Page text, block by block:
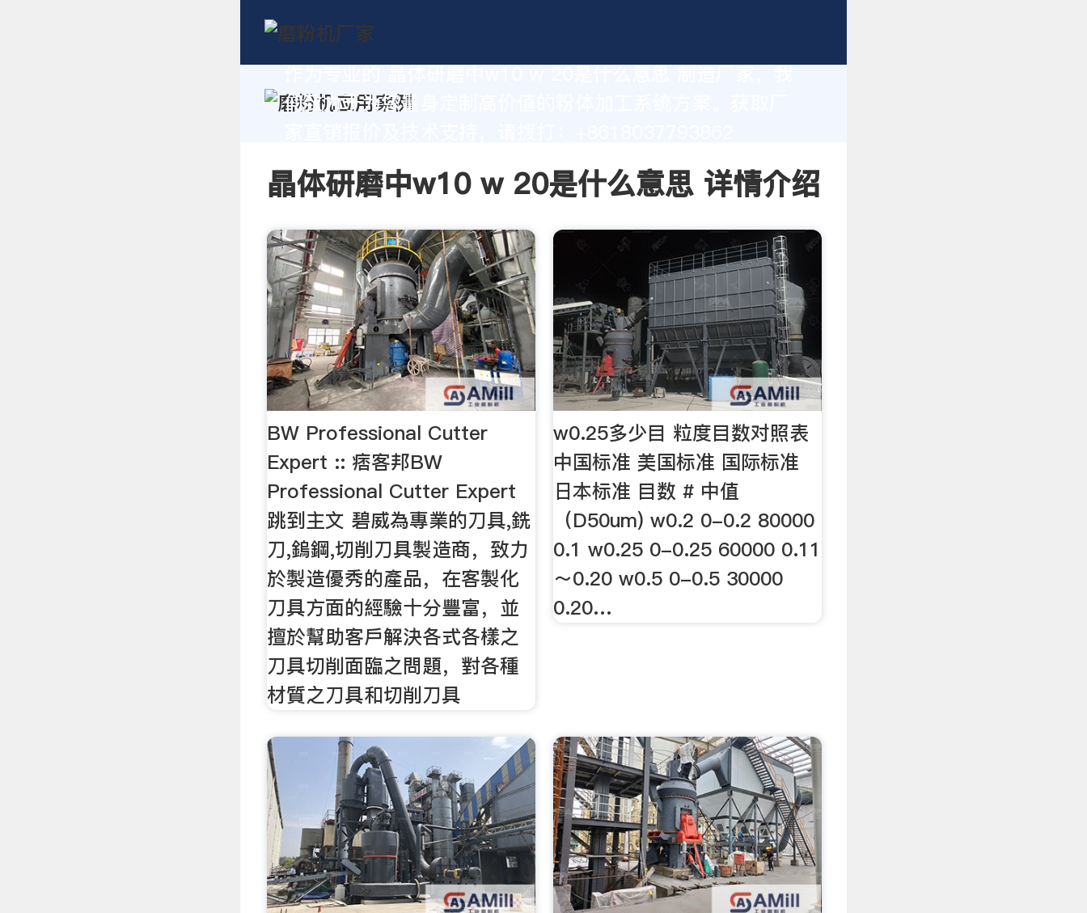
们致力于为您量身定制高价值的粉体加工系统方案。获取厂
晶体研磨中w10 w 20是什么意思 详情介绍
BW Professional Cutter
Expert :: 痞客邦BW
Professional Cutter Expert
跳到主文 碧威為專業的刀具,銑
刀,鎢鋼,切削刀具製造商，致力
於製造優秀的產品，在客製化
刀具方面的經驗十分豐富，並
擅於幫助客戶解決各式各樣之
刀具切削面臨之問題，對各種
材質之刀具和切削刀具
w0.25多少目 粒度目数对照表
中国标准 美国标准 国际标准
日本标准 目数 # 中值
（D50um) w0.2 0-0.2 80000
0.1 w0.25 0-0.25 60000 0.11
～0.20 w0.5 0-0.5 30000
0.20…